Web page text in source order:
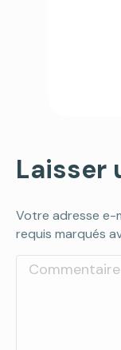
Laisser
Votre adresse e-
requis marqués
Commentaire